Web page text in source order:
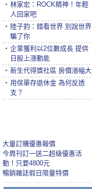
‧ 林家宏：ROCK精神！年輕
人回家吧
‧ 陸子鈞：錯看世界 別說世界
騙了你
‧ 企業獲利以2位數成長 提供
日股上漲動能
‧ 新生代得獎社區 房價漲幅大
‧ 用保單存退休金 為何反透
支？
大量訂購優惠報價
今周刊訂一送二超級優惠活
動！只要4800元
暢銷雜誌假日限量特價